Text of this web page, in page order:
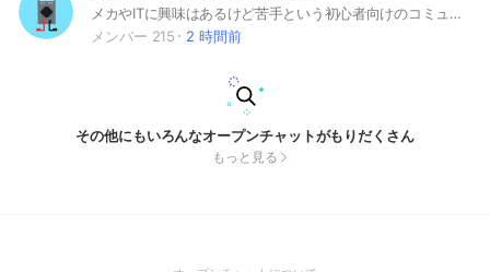
メカやITに興味はあるけど苦手という初心者向けのコミュニティです！ arduino、ラズベリーパイ、マイクロビットなどの話題が中心。 小学生、中学生、高校生、大学生、パパ、ママ気軽にコメントしてね😃 YouTube「１分間電子工作教室」もよろしく！
メンバー 215
2 時間前
その他にもいろんなオープンチャットがもりだくさん
もっと見る